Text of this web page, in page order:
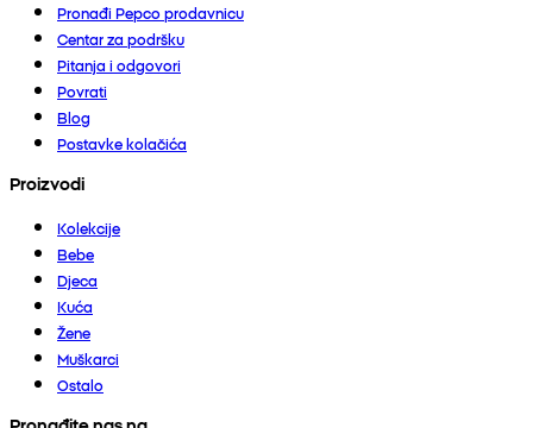
Pronađi Pepco prodavnicu
Centar za podršku
Pitanja i odgovori
Povrati
Blog
Postavke kolačića
Proizvodi
Kolekcije
Bebe
Djeca
Kuća
Žene
Muškarci
Ostalo